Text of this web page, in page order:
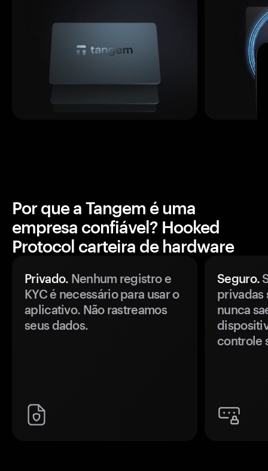
Por que a Tangem é uma
empresa confiável? Hooked
Protocol carteira de hardware
Privado. Nenhum registro e
KYC é necessário para usar o
aplicativo. Não rastreamos
seus dados.
Seguro.
privadas
nunca
controle